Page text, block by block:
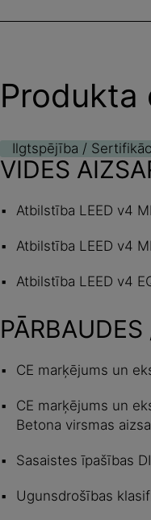
Produkta
Ilgtspējība /
VIDES
Atbilstība LEED v4
Atbilstība LEED v4
Atbilstība LEED v4
CE marķējums un
CE marķējums un
Betona virsmas
Sasaistes īpašības
Ugunsdrošības